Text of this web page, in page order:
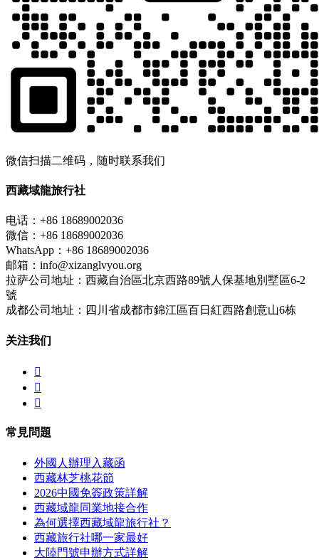
微信扫描二维码，随时联系我们
西藏域龍旅行社
电话：+86 18689002036
微信：+86 18689002036
WhatsApp：+86 18689002036
邮箱：info@xizanglvyou.org
拉萨公司地址：西藏自治區北京西路89號人保基地別墅區6-2
號
成都公司地址：四川省成都市錦江區百日紅西路創意山6栋
关注我们



常見問題
外國人辦理入藏函
西藏林芝桃花節
2026中國免簽政策詳解
西藏域龍同業地接合作
為何選擇西藏域龍旅行社？
西藏旅行社哪一家最好
大陸門號申辦方式詳解